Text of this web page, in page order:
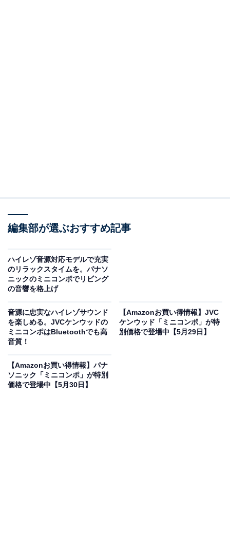
12％オフで登場
JVCケンウッド JVC NX-W30 ミニコンポ Bluetooth 4.2
EDR 搭載 ウッドキャビネット ウォールナット
ONEBODY CD/FM/USB/スマホ対応 スリープタイマー搭
Amazonで見る
編集部が選ぶおすすめ記事
ハイレゾ音源対応モデルで充実
のリラックスタイムを。パナソ
ニックのミニコンポでリビング
の音響を格上げ
音源に忠実なハイレゾサウンド
を楽しめる。JVCケンウッドの
ミニコンポはBluetoothでも高
音質！
【Amazonお買い得情報】JVC
ケンウッド「ミニコンポ」が特
別価格で登場中【5月29日】
【Amazonお買い得情報】パナ
ソニック「ミニコンポ」が特別
価格で登場中【5月30日】